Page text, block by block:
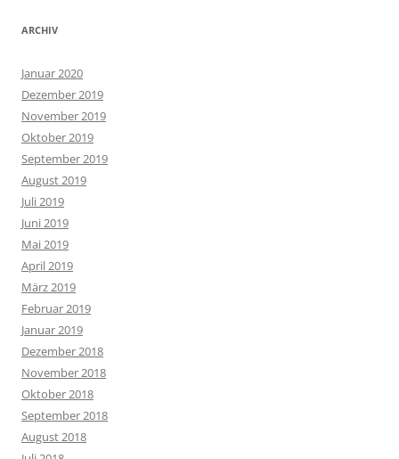
ARCHIV
Januar 2020
Dezember 2019
November 2019
Oktober 2019
September 2019
August 2019
Juli 2019
Juni 2019
Mai 2019
April 2019
März 2019
Februar 2019
Januar 2019
Dezember 2018
November 2018
Oktober 2018
September 2018
August 2018